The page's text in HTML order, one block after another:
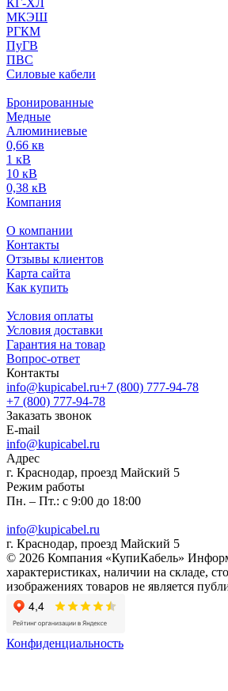
КГ-ХЛ
МКЭШ
РГКМ
ПуГВ
ПВС
Силовые кабели
Бронированные
Медные
Алюминиевые
0,66 кв
1 кВ
10 кВ
0,38 кВ
Компания
О компании
Контакты
Отзывы клиентов
Карта сайта
Как купить
Условия оплаты
Условия доставки
Гарантия на товар
Вопрос-ответ
Контакты
info@kupicabel.ru+7 (800) 777-94-78
+7 (800) 777-94-78
Заказать звонок
E-mail
info@kupicabel.ru
Адрес
г. Краснодар, проезд Майский 5
Режим работы
Пн. – Пт.: с 9:00 до 18:00
info@kupicabel.ru
г. Краснодар, проезд Майский 5
© 2026 Компания «КупиКабель»
характеристиках, наличии на складе,
изображениях товаров не является
Конфиденциальность